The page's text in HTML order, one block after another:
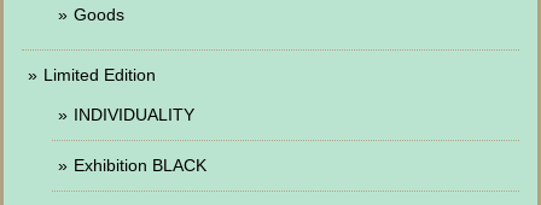
Goods
Limited Edition
INDIVIDUALITY
Exhibition BLACK